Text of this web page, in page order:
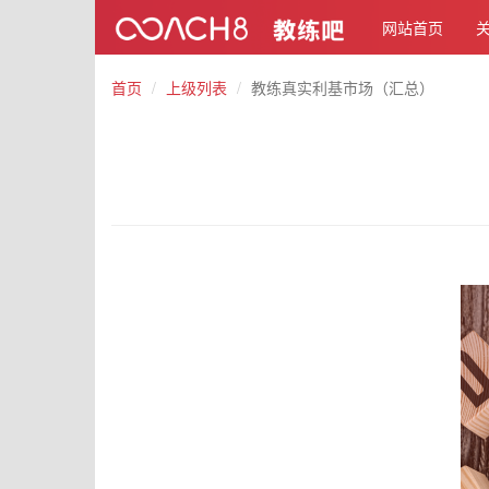
网站首页
首页 上级列表 教练真实利基市场（汇总）